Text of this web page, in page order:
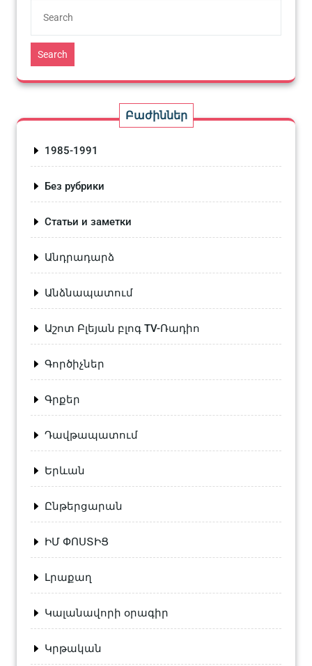
Search
Բաժիններ
1985-1991
Без рубрики
Статьи и заметки
Անդրադարձ
Անձնապատում
Աշոտ Բլեյան բլոգ TV-Ռադիո
Գործիչներ
Գրքեր
Դավթապատում
Երևան
Ընթերցարան
ԻՄ ՓՈՍՏԻՑ
Լրաքաղ
Կալանավորի օրագիր
Կրթական